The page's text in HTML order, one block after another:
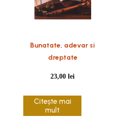
Bunatate, adevar si
dreptate
23,00lei
Citește mai
mult